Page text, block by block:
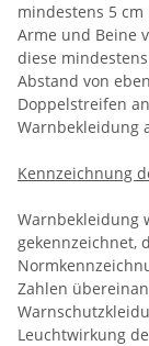
mindestens 5
Arme und Beine
diese
Abstand von
Doppelstreifen
Warnbekleidung
Kennzeichnung
Warnbekleidung
gekennzeichnet,
Zahlen
Leuchtwirkung